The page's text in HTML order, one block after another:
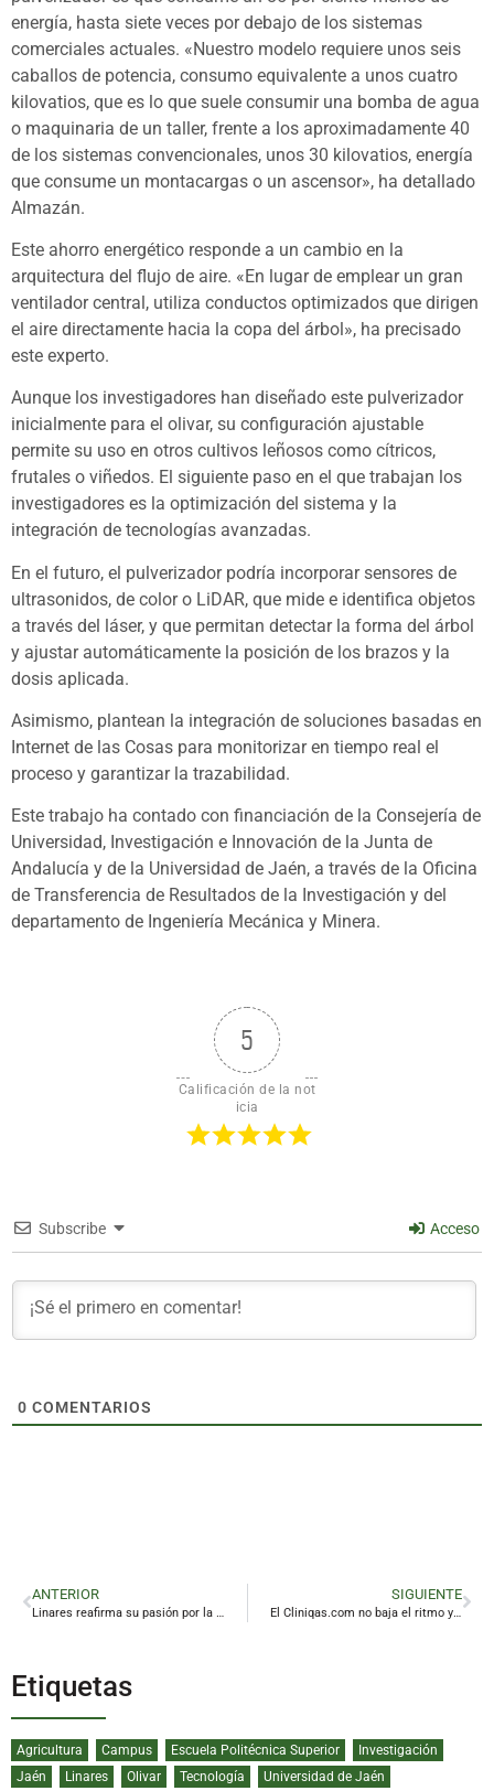
energía, hasta siete veces por debajo de los sistemas
comerciales actuales. «Nuestro modelo requiere unos seis
caballos de potencia, consumo equivalente a unos cuatro
kilovatios, que es lo que suele consumir una bomba de agua
o maquinaria de un taller, frente a los aproximadamente 40
de los sistemas convencionales, unos 30 kilovatios, energía
que consume un montacargas o un ascensor», ha detallado
Almazán.
Este ahorro energético responde a un cambio en la
arquitectura del flujo de aire. «En lugar de emplear un gran
ventilador central, utiliza conductos optimizados que dirigen
el aire directamente hacia la copa del árbol», ha precisado
este experto.
Aunque los investigadores han diseñado este pulverizador
inicialmente para el olivar, su configuración ajustable
permite su uso en otros cultivos leñosos como cítricos,
frutales o viñedos. El siguiente paso en el que trabajan los
investigadores es la optimización del sistema y la
integración de tecnologías avanzadas.
En el futuro, el pulverizador podría incorporar sensores de
ultrasonidos, de color o LiDAR, que mide e identifica objetos
a través del láser, y que permitan detectar la forma del árbol
y ajustar automáticamente la posición de los brazos y la
dosis aplicada.
Asimismo, plantean la integración de soluciones basadas en
Internet de las Cosas para monitorizar en tiempo real el
proceso y garantizar la trazabilidad.
Este trabajo ha contado con financiación de la Consejería de
Universidad, Investigación e Innovación de la Junta de
Andalucía y de la Universidad de Jaén, a través de la Oficina
de Transferencia de Resultados de la Investigación y del
departamento de Ingeniería Mecánica y Minera.
5
Calificación de la not
icia
Subscribe Acceso
0 COMENTARIOS
ANTERIOR
Linares reafirma su pasión por la lectura en una Feria del Libro repleta de actividades y público
SIGUIENTE
El Cliniqas.com no baja el ritmo y volverá a jugar en Europa
Etiquetas
Agricultura Campus Escuela Politécnica Superior
Investigación
Jaén
Linares Olivar Tecnología Universidad de Jaén